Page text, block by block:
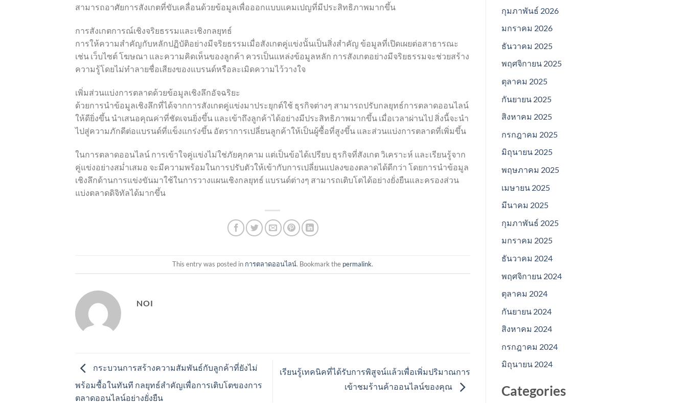
สามารถอาศัยการสังเกตที่ขับเคลื่อนด้วยข้อมูลเพื่อออกแบบแคมเปญที่มีประสิทธิภาพมากขึ้น
การสังเกตการณ์เชิงจริยธรรมและเชิงกลยุทธ์
การให้ความสำคัญกับหลักปฏิบัติอย่างมีจริยธรรมเมื่อสังเกตคู่แข่งนั้นเป็นสิ่งสำคัญ ข้อมูลที่เปิดเผยต่อสาธารณะ
เช่น เว็บไซต์ โฆษณา และความคิดเห็นของลูกค้า ควรเป็นแหล่งข้อมูลหลัก การสังเกตอย่างมีจริยธรรมจะช่วยสร้าง
ความรู้โดยไม่ทำลายชื่อเสียงของแบรนด์หรือละเมิดความไว้วางใจ
เพิ่มส่วนแบ่งการตลาดด้วยข้อมูลเชิงลึกอัจฉริยะ
ด้วยการนำข้อมูลเชิงลึกที่ได้จากการสังเกตคู่แข่งมาประยุกต์ใช้ ธุรกิจต่างๆ สามารถปรับกลยุทธ์การตลาดออนไลน์
ให้ดียิ่งขึ้น นำเสนอคุณค่าที่ชัดเจนยิ่งขึ้น และเข้าถึงลูกค้าได้อย่างมีประสิทธิภาพมากขึ้น เมื่อเวลาผ่านไป สิ่งนี้จะนำ
ไปสู่ความภักดีต่อแบรนด์ที่แข็งแกร่งขึ้น อัตราการเปลี่ยนลูกค้าให้เป็นผู้ซื้อที่สูงขึ้น และส่วนแบ่งการตลาดที่เพิ่มขึ้น
ในการตลาดออนไลน์ การเข้าใจคู่แข่งไม่ใช่ภัยคุกคาม แต่เป็นข้อได้เปรียบ ธุรกิจที่สังเกต วิเคราะห์ และเรียนรู้จาก
คู่แข่งอย่างสม่ำเสมอ จะมีความพร้อมในการปรับตัวให้เข้ากับการเปลี่ยนแปลงของตลาดได้ดีกว่า โดยการนำข้อมูล
เชิงลึกด้านการแข่งขันมาใช้ในการวางแผนเชิงกลยุทธ์ แบรนด์ต่างๆ สามารถเติบโตได้อย่างยั่งยืนและครองส่วน
แบ่งตลาดดิจิทัลได้มากขึ้น
This entry was posted in การตลาดออนไลน์. Bookmark the permalink.
NOI
กระบวนการสร้างความสัมพันธ์กับลูกค้าที่ยังไม่
พร้อมซื้อในทันที กลยุทธ์สำคัญเพื่อการเติบโตของการ
ตลาดออนไลน์อย่างยั่งยืน
เรียนรู้เทคนิคที่ได้รับการพิสูจน์แล้วเพื่อเพิ่มปริมาณการ
เข้าชมร้านค้าออนไลน์ของคุณ
กุมภาพันธ์ 2026
มกราคม 2026
ธันวาคม 2025
พฤศจิกายน 2025
ตุลาคม 2025
กันยายน 2025
สิงหาคม 2025
กรกฎาคม 2025
มิถุนายน 2025
พฤษภาคม 2025
เมษายน 2025
มีนาคม 2025
กุมภาพันธ์ 2025
มกราคม 2025
ธันวาคม 2024
พฤศจิกายน 2024
ตุลาคม 2024
กันยายน 2024
สิงหาคม 2024
กรกฎาคม 2024
มิถุนายน 2024
Categories